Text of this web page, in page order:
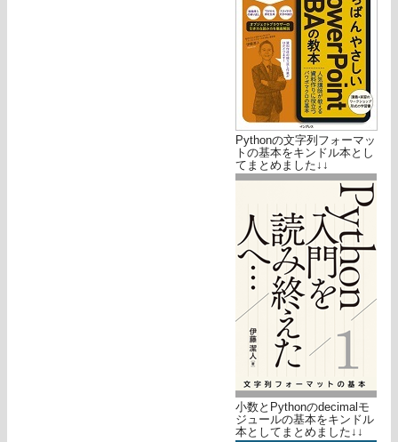
Pythonの文字列フォーマッ
トの基本をキンドル本とし
てまとめました↓↓
小数とPythonのdecimalモ
ジュールの基本をキンドル
本としてまとめました↓↓